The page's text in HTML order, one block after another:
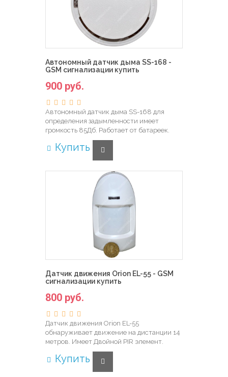
Автономный датчик дыма SS-168 -
GSM сигнализации купить
900 руб.
Автономный датчик дыма SS-168 для
определения задымленности имеет
громкость 85Дб. Работает от батареек.
Купить
Датчик движения Orion EL-55 - GSM
сигнализации купить
800 руб.
Датчик движения Orion EL-55
обнаруживает движение на дистанции 14
метров. Имеет Двойной PIR элемент.
Купить